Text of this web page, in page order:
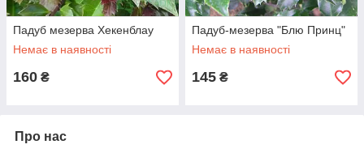
Падуб мезерва Хекенблау
Немає в наявності
160 ₴
Падуб-мезерва "Блю Принц"
Немає в наявності
145 ₴
Про нас